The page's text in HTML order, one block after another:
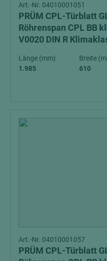
Art.-Nr. 04010001051
PRÜM CPL-Türblatt
Röhrenspan CPL BB
V0020 DIN R
Länge (mm)
1.985
Breite
610
Art.-Nr. 04010001057
PRÜM CPL-Türblatt